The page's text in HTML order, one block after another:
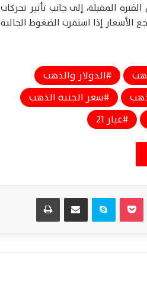
المقبلة، إلى جانب تأثير تحركات
الأسعار إذا استمرت الضغوط الحالية
الدولار والذهب
سعر الجنيه الذهب
عيار 21
سكايب مشاركة عبر البريد
14 يسجل 3990 جنيهًا